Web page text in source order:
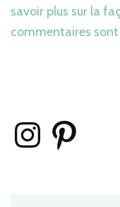
savoir plus sur la
commentaires
InstagramPinterest